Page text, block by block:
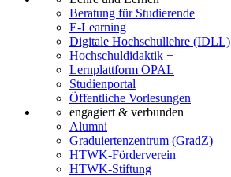
Beratung für Studierende
E-Learning
Digitale Hochschullehre (IDLL)
Hochschuldidaktik +
Lernplattform OPAL
Studienportal
Öffentliche Vorlesungen
engagiert & verbunden
Alumni
Graduiertenzentrum (GradZ)
HTWK-Förderverein
HTWK-Stiftung